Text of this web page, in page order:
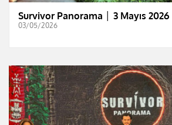
Survivor Panorama │ 3 Mayıs 2026
03/05/2026